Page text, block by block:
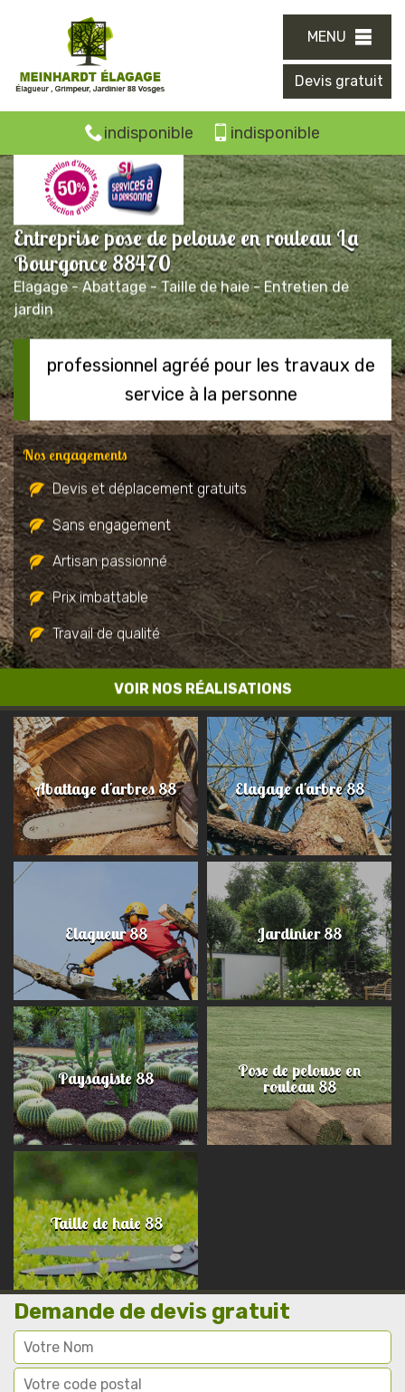
MENU
Devis gratuit
indisponible indisponible
Entreprise pose de pelouse en rouleau La
Bourgonce 88470
Elagage - Abattage - Taille de haie - Entretien de
jardin
VOIR NOS RÉALISATIONS
professionnel agréé pour les travaux de
service à la personne
Nos engagements
Devis et déplacement gratuits
Sans engagement
Artisan passionné
Prix imbattable
Travail de qualité
Abattage d'arbres 88 Elagage d'arbre 88
Elagueur 88 Jardinier 88
Paysagiste 88 Pose de pelouse en
rouleau 88
Taille de haie 88
Demande de devis gratuit